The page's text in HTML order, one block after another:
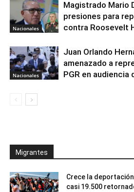
Nacionales
Magistrado Mario
presiones para
contra Roosevelt
Nacionales
Juan Orlando
amenazado a
PGR en audiencia
Migrantes
Crece la
casi 19.500